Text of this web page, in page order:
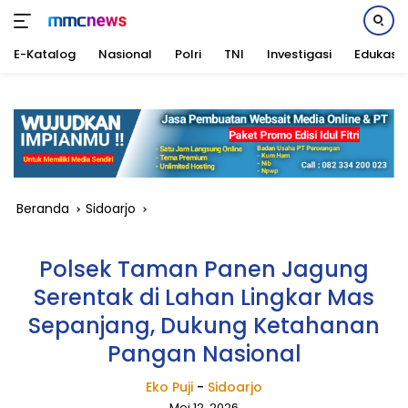
konten
E-Katalog Nasional Polri TNI Investigasi Edukasi
Beranda Sidoarjo
Polsek Taman Panen Jagung
Serentak di Lahan Lingkar Mas
Sepanjang, Dukung Ketahanan
Pangan Nasional
Eko Puji - Sidoarjo